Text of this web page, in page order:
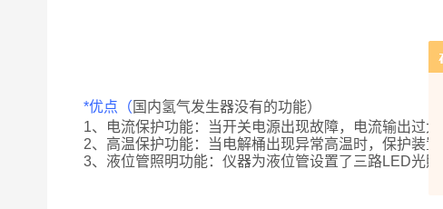
*优点（ 国内氢气发生器没有的功能）
1、电流保护功能：当开关电源出现故障，电流输出过
2、高温保护功能：当电解桶出现异常高温时，保护装
3、液位管照明功能：仪器为液位管设置了三路LED光